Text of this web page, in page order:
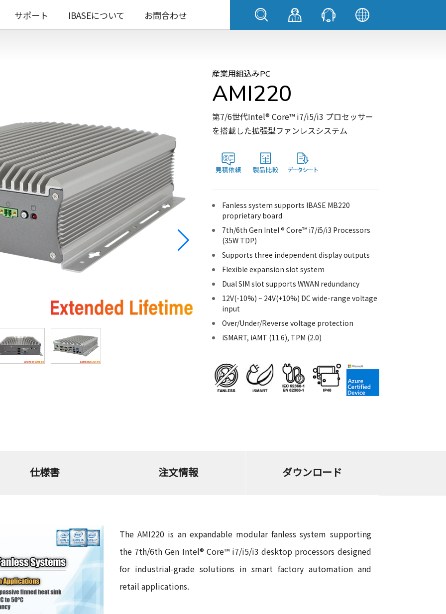
サポート IBASEについて お問合わせ
産業用組込みPC
AMI220
第7/6世代Intel® Core™ i7/i5/i3 プロセッサー
を搭載した拡張型ファンレスシステム
Fanless system supports IBASE MB220
proprietary board
7th/6th Gen Intel ® Core™ i7/i5/i3 Processors
(35W TDP)
Supports three independent display outputs
Flexible expansion slot system
Dual SIM slot supports WWAN redundancy
12V(-10%) ~ 24V(+10%) DC wide-range voltage
input
Over/Under/Reverse voltage protection
iSMART, iAMT (11.6), TPM (2.0)
仕様書 注文情報 ダウンロード
The AMI220 is an expandable modular fanless system supporting
the 7th/6th Gen Intel® Core™ i7/i5/i3 desktop processors designed
for industrial-grade solutions in smart factory automation and
retail applications.